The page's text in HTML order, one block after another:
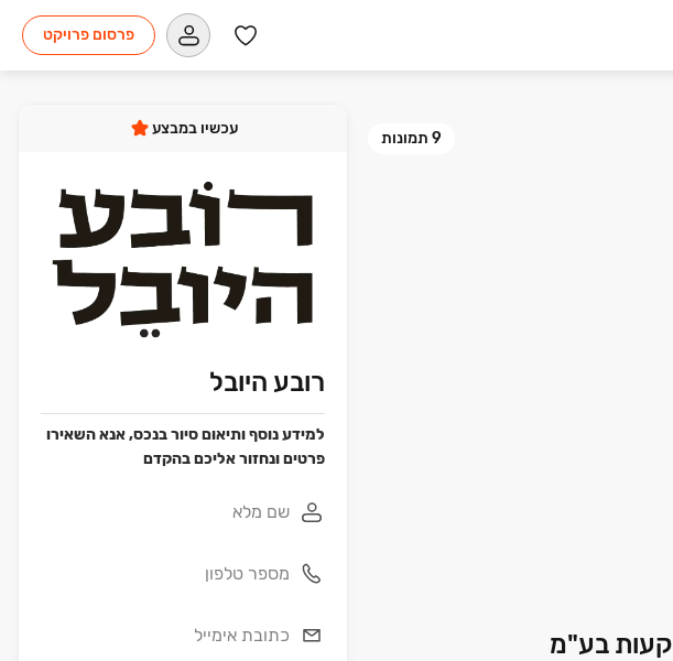
פרסום פרויקט
9 תמונות
בע"מ
עכשיו במבצע
רובע היובל
למידע נוסף ותיאום סיור בנכס, אנא השאירו
פרטים ונחזור אליכם בהקדם